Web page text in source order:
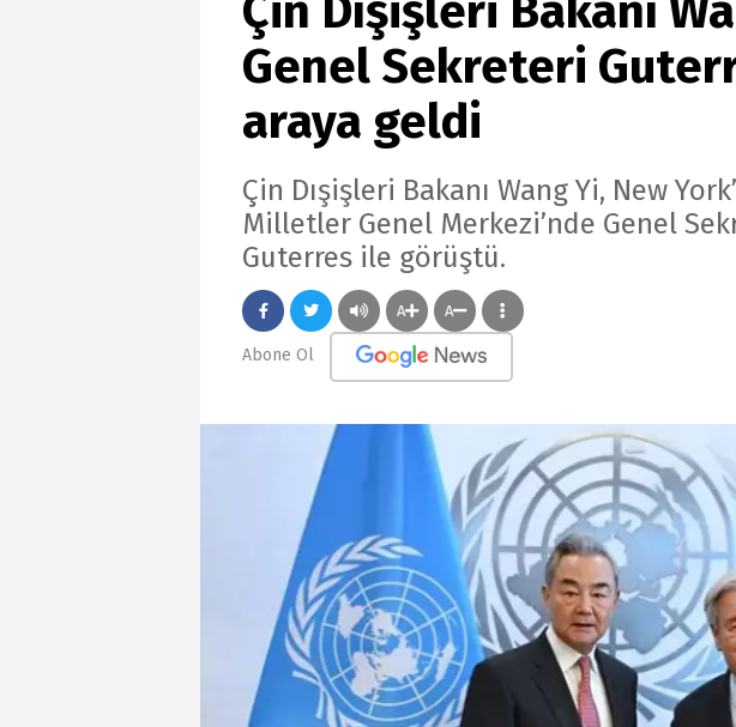
Çin Dışişleri Bakanı
Genel Sekreteri
araya geldi
Çin Dışişleri Bakanı Wang Yi, New
Milletler Genel Merkezi’nde Genel
Guterres ile görüştü.
A A
Abone Ol